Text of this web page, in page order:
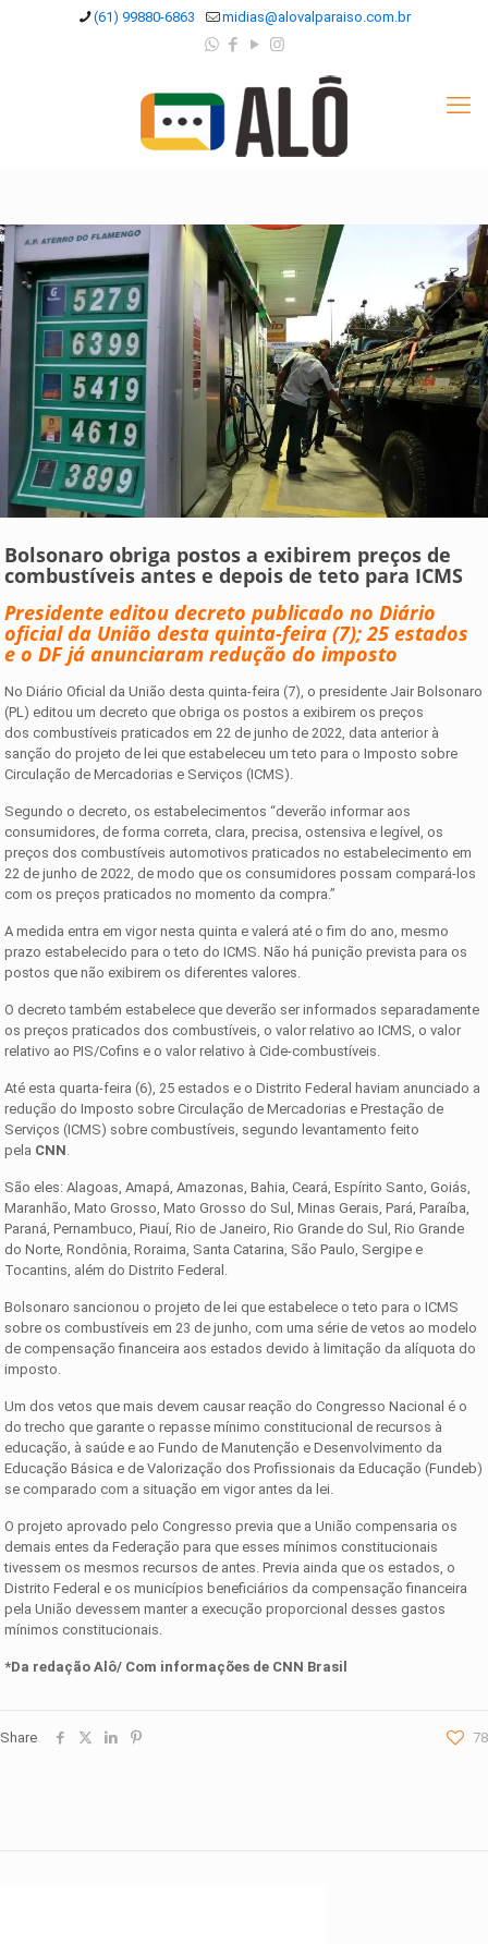
(61) 99880-6863 midias@alovalparaiso.com.br
Bolsonaro obriga postos a exibirem preços de
combustíveis antes e depois de teto para ICMS
Presidente editou decreto publicado no Diário
oficial da União desta quinta-feira (7); 25 estados
e o DF já anunciaram redução do imposto
No Diário Oficial da União desta quinta-feira (7), o presidente Jair Bolsonaro
(PL) editou um decreto que obriga os postos a exibirem os preços
dos combustíveis praticados em 22 de junho de 2022, data anterior à
sanção do projeto de lei que estabeleceu um teto para o Imposto sobre
Circulação de Mercadorias e Serviços (ICMS).
Segundo o decreto, os estabelecimentos “deverão informar aos
consumidores, de forma correta, clara, precisa, ostensiva e legível, os
preços dos combustíveis automotivos praticados no estabelecimento em
22 de junho de 2022, de modo que os consumidores possam compará-los
com os preços praticados no momento da compra.”
A medida entra em vigor nesta quinta e valerá até o fim do ano, mesmo
prazo estabelecido para o teto do ICMS. Não há punição prevista para os
postos que não exibirem os diferentes valores.
O decreto também estabelece que deverão ser informados separadamente
os preços praticados dos combustíveis, o valor relativo ao ICMS, o valor
relativo ao PIS/Cofins e o valor relativo à Cide-combustíveis.
Até esta quarta-feira (6), 25 estados e o Distrito Federal haviam anunciado a
redução do Imposto sobre Circulação de Mercadorias e Prestação de
Serviços (ICMS) sobre combustíveis, segundo levantamento feito
pela CNN
São eles: Alagoas, Amapá, Amazonas, Bahia, Ceará, Espírito Santo, Goiás,
Maranhão, Mato Grosso, Mato Grosso do Sul, Minas Gerais, Pará, Paraíba,
Paraná, Pernambuco, Piauí, Rio de Janeiro, Rio Grande do Sul, Rio Grande
do Norte, Rondônia, Roraima, Santa Catarina, São Paulo, Sergipe e
Tocantins, além do Distrito Federal.
Bolsonaro sancionou o projeto de lei que estabelece o teto para o ICMS
sobre os combustíveis em 23 de junho, com uma série de vetos ao modelo
de compensação financeira aos estados devido à limitação da alíquota do
imposto.
Um dos vetos que mais devem causar reação do Congresso Nacional é o
do trecho que garante o repasse mínimo constitucional de recursos à
educação, à saúde e ao Fundo de Manutenção e Desenvolvimento da
Educação Básica e de Valorização dos Profissionais da Educação (Fundeb)
se comparado com a situação em vigor antes da lei.
O projeto aprovado pelo Congresso previa que a União compensaria os
demais entes da Federação para que esses mínimos constitucionais
tivessem os mesmos recursos de antes. Previa ainda que os estados, o
Distrito Federal e os municípios beneficiários da compensação financeira
pela União devessem manter a execução proporcional desses gastos
mínimos constitucionais.
*Da redação Alô/ Com informações de CNN Brasil
Share 78